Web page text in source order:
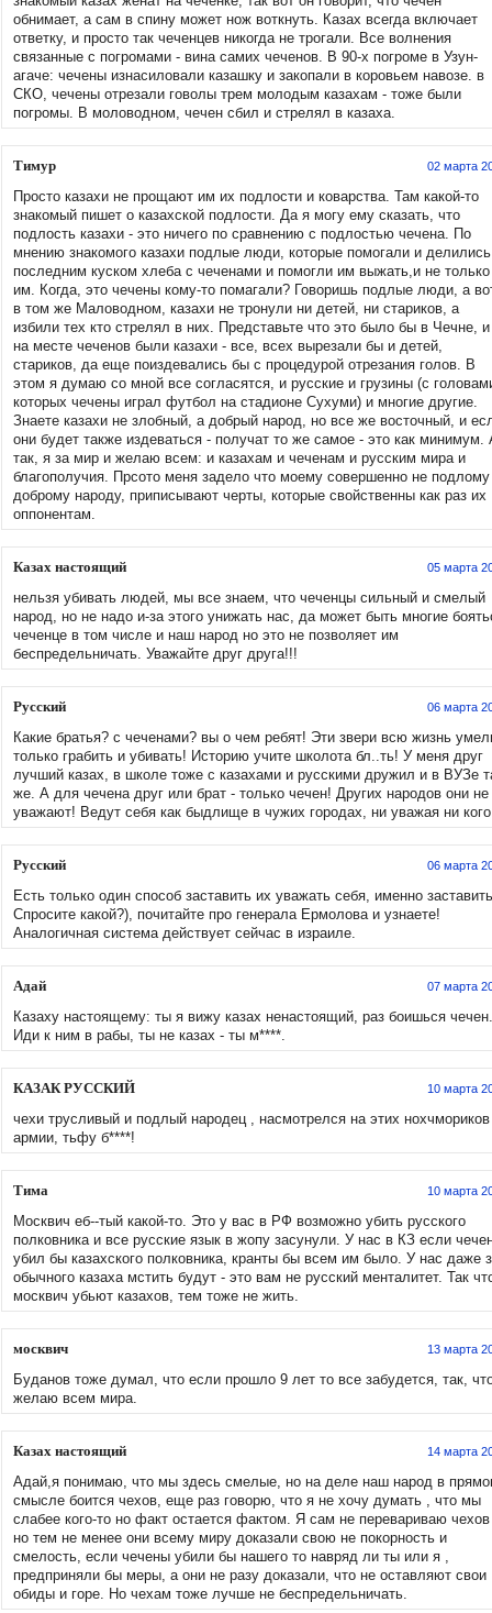
обнимает, а сам в спину может нож воткнуть. Казах всегда включает
ответку, и просто так чеченцев никогда не трогали. Все волнения
связанные с погромами - вина самих чеченов. В 90-х погроме в Узун-
агаче: чечены изнасиловали казашку и закопали в коровьем навозе. в
СКО, чечены отрезали говолы трем молодым казахам - тоже были
погромы. В моловодном, чечен сбил и стрелял в казаха.
Тимур 02 марта
Просто казахи не прощают им их подлости и коварства. Там какой-то
знакомый пишет о казахской подлости. Да я могу ему сказать, что
подлость казахи - это ничего по сравнению с подлостью чечена. По
мнению знакомого казахи подлые люди, которые помогали и делились
последним куском хлеба с чеченами и помогли им выжать,и не только
им. Когда, это чечены кому-то помагали? Говоришь подлые люди, а
в том же Маловодном, казахи не тронули ни детей, ни стариков, а
избили тех кто стрелял в них. Представьте что это было бы в Чечне, и
на месте чеченов были казахи - все, всех вырезали бы и детей,
стариков, да еще поиздевались бы с процедурой отрезания голов. В
этом я думаю со мной все согласятся, и русские и грузины (с
которых чечены играл футбол на стадионе Сухуми) и многие другие.
Знаете казахи не злобный, а добрый народ, но все же восточный, и
они будет также издеваться - получат то же самое - это как минимум.
так, я за мир и желаю всем: и казахам и чеченам и русским мира и
благополучия. Прсото меня задело что моему совершенно не
доброму народу, приписывают черты, которые свойственны как раз их
оппонентам.
Казах настоящий 05 марта
нельзя убивать людей, мы все знаем, что чеченцы сильный и смелый
народ, но не надо и-за этого унижать нас, да может быть многие
чеченце в том числе и наш народ но это не позволяет им
беспредельничать. Уважайте друг друга!!!
Русский 06 марта
Какие братья? с чеченами? вы о чем ребят! Эти звери всю жизнь
только грабить и убивать! Историю учите школота бл..ть! У меня друг
лучший казах, в школе тоже с казахами и русскими дружил и в ВУЗе
же. А для чечена друг или брат - только чечен! Других народов они не
уважают! Ведут себя как быдлище в чужих городах, ни уважая ни
Русский 06 марта
Есть только один способ заставить их уважать себя, именно
Спросите какой?), почитайте про генерала Ермолова и узнаете!
Аналогичная система действует сейчас в израиле.
Адай 07 марта
Казаху настоящему: ты я вижу казах ненастоящий, раз боишься чечен.
Иди к ним в рабы, ты не казах - ты м****.
КАЗАК РУССКИЙ 10 марта
чехи трусливый и подлый народец , насмотрелся на этих
армии, тьфу б****!
Тима 10 марта
Москвич еб--тый какой-то. Это у вас в РФ возможно убить русского
полковника и все русские язык в жопу засунули. У нас в КЗ если
убил бы казахского полковника, кранты бы всем им было. У нас даже
обычного казаха мстить будут - это вам не русский менталитет. Так
москвич убьют казахов, тем тоже не жить.
москвич 13 марта
Буданов тоже думал, что если прошло 9 лет то все забудется, так,
желаю всем мира.
Казах настоящий 14 марта
Адай,я понимаю, что мы здесь смелые, но на деле наш народ в
смысле боится чехов, еще раз говорю, что я не хочу думать , что мы
слабее кого-то но факт остается фактом. Я сам не перевариваю чехов
но тем не менее они всему миру доказали свою не покорность и
смелость, если чечены убили бы нашего то навряд ли ты или я ,
предприняли бы меры, а они не разу доказали, что не оставляют свои
обиды и горе. Но чехам тоже лучше не беспредельничать.